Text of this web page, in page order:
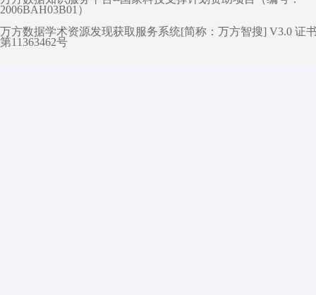
2006BAH03B01）
万方数据学术资源发现获取服务系统[简称：万方智搜] V3.0 证
第11363462号